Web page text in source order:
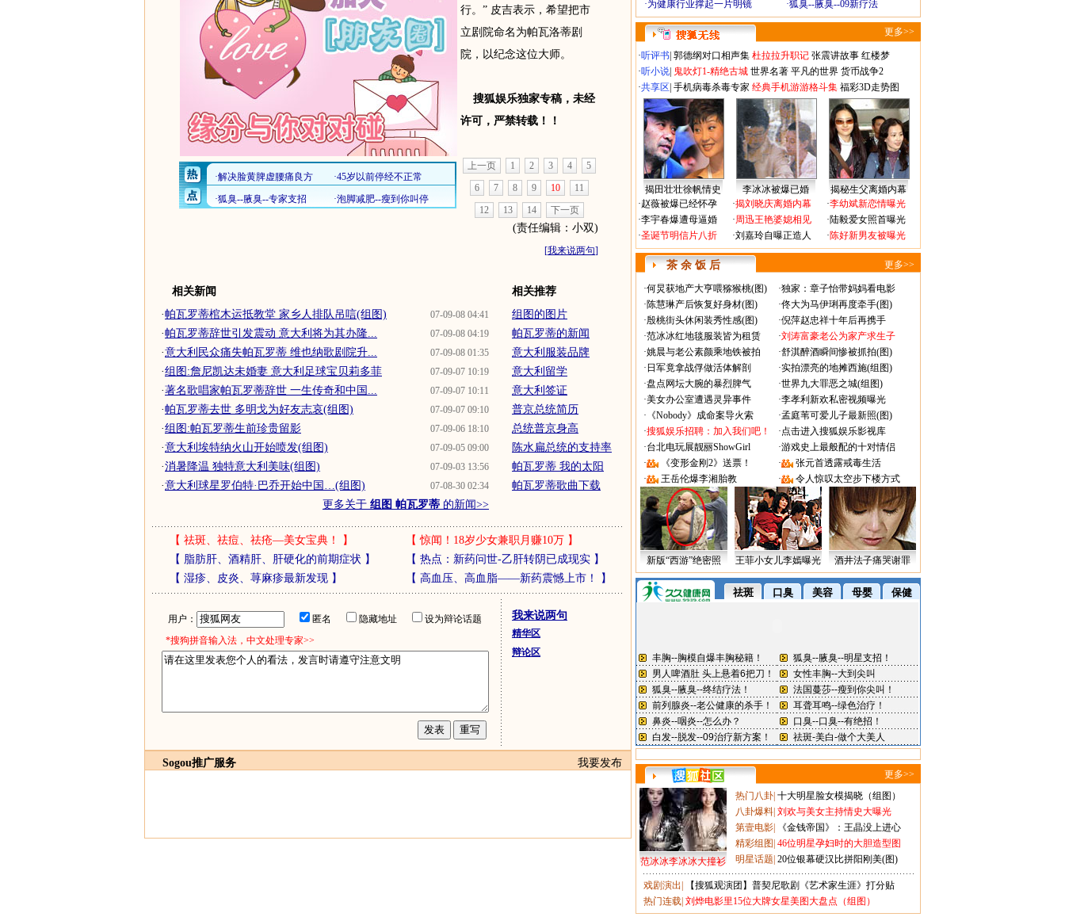
行。” 皮吉表示，希望把市
立剧院命名为帕瓦洛蒂剧
院，以纪念这位大师。
搜狐娱乐独家专稿，未经
许可，严禁转载！！
上一页 1 2 3 4
5
6
7 8 9 10
11
12
13 14 下一页
(责任编辑：小双)
[我来说两句]
相关新闻
07-09-08 04:41
·帕瓦罗蒂棺木运抵教堂 家乡人排队吊唁(组图)
07-09-08 04:19
·帕瓦罗蒂辞世引发震动 意大利将为其办隆...
07-09-08 01:35
·意大利民众痛失帕瓦罗蒂 维也纳歌剧院升...
07-09-07 10:19
·组图:詹尼凯达未婚妻 意大利足球宝贝莉多菲
07-09-07 10:11
·著名歌唱家帕瓦罗蒂辞世 一生传奇和中国...
07-09-07 09:10
·帕瓦罗蒂去世 多明戈为好友志哀(组图)
07-09-06 18:10
·组图:帕瓦罗蒂生前珍贵留影
07-09-05 09:00
·意大利埃特纳火山开始喷发(组图)
07-09-03 13:56
·消暑降温 独特意大利美味(组图)
07-08-30 02:34
·意大利球星罗伯特·巴乔开始中国…(组图)
更多关于 组图 帕瓦罗蒂 的新闻>>
相关推荐
组图的图片
帕瓦罗蒂的新闻
意大利服装品牌
意大利留学
意大利签证
普京总统简历
总统普京身高
陈水扁总统的支持率
帕瓦罗蒂 我的太阳
帕瓦罗蒂歌曲下载
【 祛斑、祛痘、祛疮—美女宝典！ 】 【惊闻！18岁少女兼职月赚10万】
【 脂肪肝、酒精肝、肝硬化的前期症状 】 【 热点：新药问世-乙肝转阴已成现实】
【 湿疹、皮炎、荨麻疹最新发现】 【 高血压、高血脂——新药震憾上市！ 】
用户： 匿名 隐藏地址
设为辩论话题
*搜狗拼音输入法，中文处理专家>>
我来说两句
精华区
辩论区
我要发布
Sogou推广服务
·为健康行业撑起一片明镜 ·狐臭--腋臭--09新疗法
更多>>
·听评书 郭德纲对口相声集 杜拉拉升职记 张震讲故事 红楼梦
·听小说 鬼吹灯1-精绝古城 世界名著 平凡的世界 货币战争2
·共享区 手机病毒杀毒专家 经典手机游游格斗集 福彩3D走势图
揭田壮壮徐帆情史 李冰冰被爆已婚
揭秘生父离婚内幕
·赵薇被爆已经怀孕
·李宇春爆遭母逼婚
·圣诞节明信片八折
·揭刘晓庆离婚内幕
·周迅王艳婆媳相见
·刘嘉玲自曝正造人
·李幼斌新恋情曝光
·陆毅爱女照首曝光
·陈好新男友被曝光
茶 余 饭 后 更多>>
·何炅获地产大亨喂猕猴桃(图) ·独家：章子怡带妈妈看电影
·陈慧琳产后恢复好身材(图) ·佟大为马伊琍再度牵手(图)
·殷桃街头休闲装秀性感(图) ·倪萍赵忠祥十年后再携手
·范冰冰红地毯服装皆为租赁 ·刘涛富豪老公为家产求生子
·姚晨与老公素颜乘地铁被拍 ·舒淇醉酒瞬间惨被抓拍(图)
· 日军竟拿战俘做活体解剖 ·实拍漂亮的地摊西施(组图)
·盘点网坛大腕的暴烈脾气 ·世界九大罪恶之城(组图)
·美女办公室遭遇灵异事件 ·李孝利新欢私密视频曝光
· 《Nobody》成命案导火索 ·孟庭苇可爱儿子最新照(图)
·搜狐娱乐招聘：加入我们吧！ ·点击进入搜狐娱乐影视库
·台北电玩展靓丽ShowGirl ·游戏史上最般配的十对情侣
·
《变形金刚2》送票！ ·
张元首透露戒毒生活
·
王岳伦爆李湘胎教 · 令人惊叹太空步下楼方式
新版“西游”绝密照 王菲小女儿李嫣曝光 酒井法子痛哭谢罪
更多>>
范冰冰李冰冰大撞衫
热门八卦 十大明星脸女模揭晓（组图）
八卦爆料 刘欢与美女主持情史大曝光
第壹电影
《金钱帝国》：王晶没上进心
精彩组图 46位明星孕妇时的大胆造型图
明星话题 20位银幕硬汉比拼阳刚美(图)
戏剧演出
【搜狐观演团】普契尼歌剧《艺术家生涯》打分贴
热门连载 刘烨电影里15位大牌女星美图大盘点（组图）